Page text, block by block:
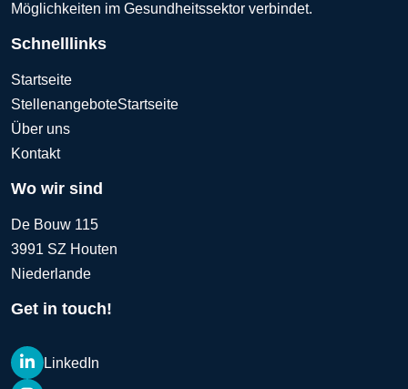
Möglichkeiten im Gesundheitssektor verbindet.
Schnelllinks
Startseite
StellenangeboteStartseite
Über uns
Kontakt
Wo wir sind
De Bouw 115
3991 SZ Houten
Niederlande
Get in touch!
LinkedIn